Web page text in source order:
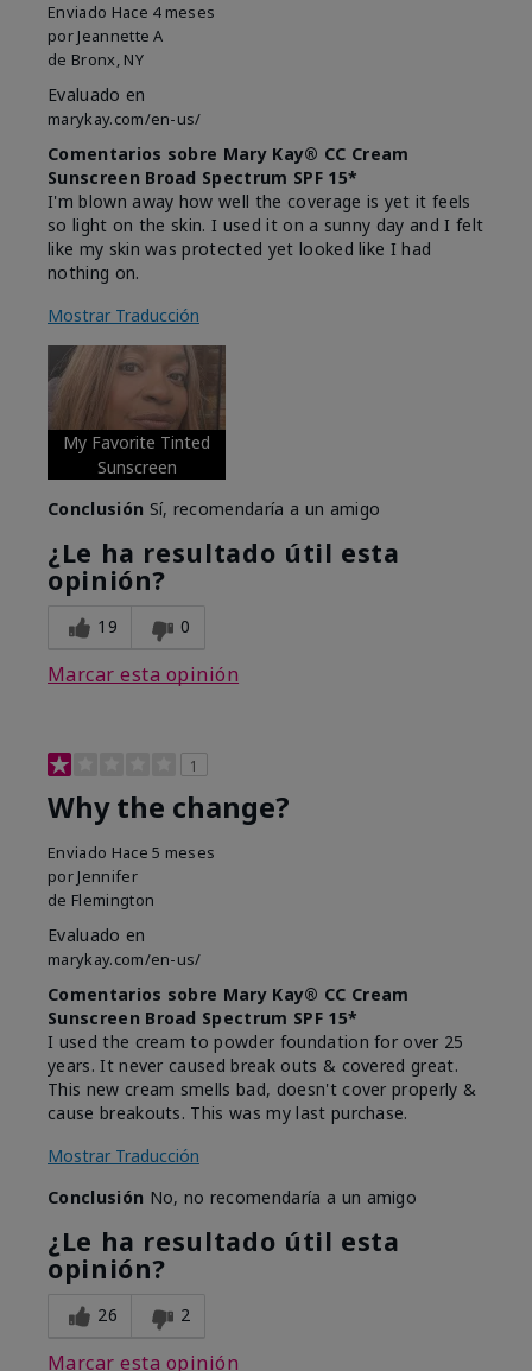
Enviado Hace 4 meses
por Jeannette A
de Bronx, NY
Evaluado en
marykay.com/en-us/
Comentarios sobre Mary Kay® CC Cream
Sunscreen Broad Spectrum SPF 15*
I'm blown away how well the coverage is yet it feels
so light on the skin. I used it on a sunny day and I felt
like my skin was protected yet looked like I had
nothing on.
Mostrar Traducción
My Favorite Tinted
Sunscreen
Conclusión Sí, recomendaría a un amigo
¿Le ha resultado útil esta
opinión?
19 0
Marcar esta opinión
1
Why the change?
Enviado Hace 5 meses
por Jennifer
de Flemington
Evaluado en
marykay.com/en-us/
Comentarios sobre Mary Kay® CC Cream
Sunscreen Broad Spectrum SPF 15*
I used the cream to powder foundation for over 25
years. It never caused break outs & covered great.
This new cream smells bad, doesn't cover properly &
cause breakouts. This was my last purchase.
Mostrar Traducción
Conclusión No, no recomendaría a un amigo
¿Le ha resultado útil esta
opinión?
26 2
Marcar esta opinión